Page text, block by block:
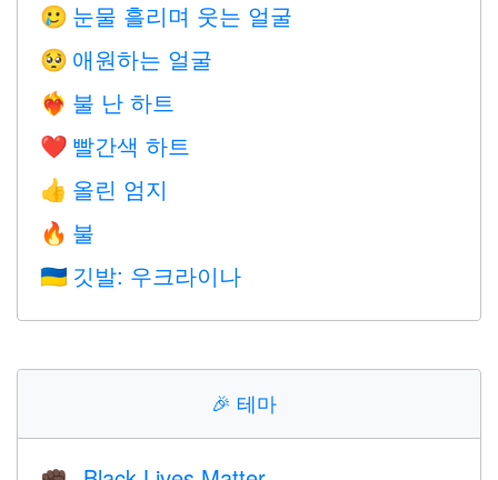
🥲 눈물 흘리며 웃는 얼굴
🥺 애원하는 얼굴
❤️‍🔥 불 난 하트
❤️ 빨간색 하트
👍 올린 엄지
🔥 불
🇺🇦 깃발: 우크라이나
🎉 테마